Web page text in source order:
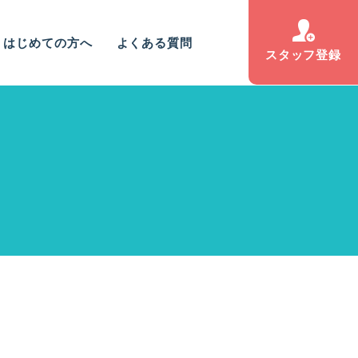
はじめての方へ
よくある質問
スタッフ登録